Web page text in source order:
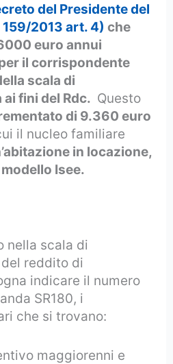
del Presidente del
2013 art. 4) che
euro annui
il corrispondente
scala di
fini del Rdc. Questo
di 9.360 euro
il nucleo familiare
in locazione,
Isee.
nella scala di
reddito di
indicare il numero
SR180, i
che si trovano:
maggiorenni e